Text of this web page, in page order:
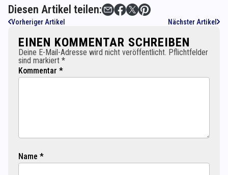
Diesen Artikel teilen:
Vorheriger Artikel Nächster Artikel
EINEN KOMMENTAR SCHREIBEN
Deine E-Mail-Adresse wird nicht veröffentlicht. Pflichtfelder
sind markiert *
Kommentar *
Name *